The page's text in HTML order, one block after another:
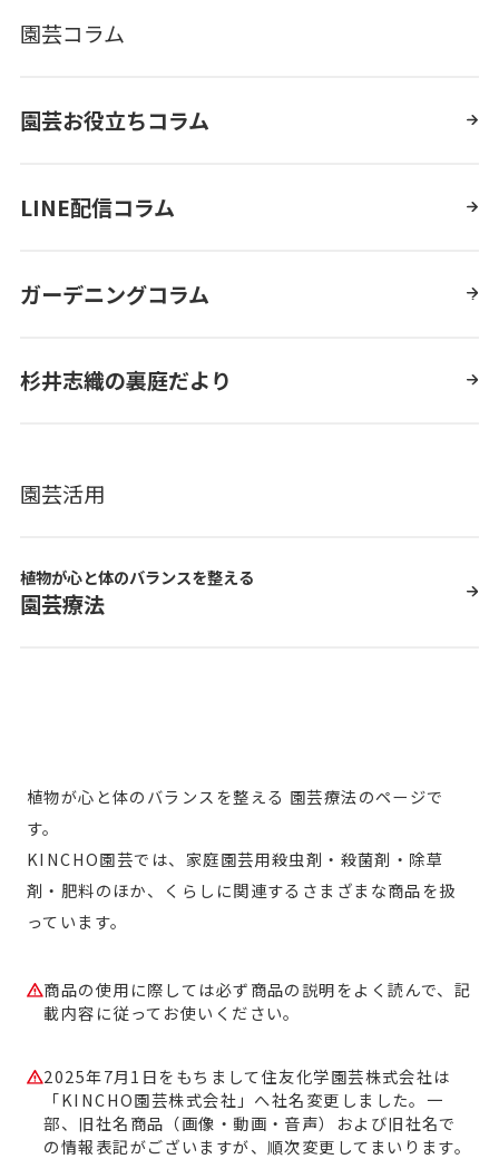
園芸コラム
園芸お役立ちコラム
LINE配信コラム
ガーデニングコラム
杉井志織の裏庭だより
園芸活用
植物が心と体のバランスを整える
園芸療法
植物が心と体のバランスを整える 園芸療法のページで
す。
KINCHO園芸では、家庭園芸用殺虫剤・殺菌剤・除草
剤・肥料のほか、くらしに関連するさまざまな商品を扱
っています。
商品の使用に際しては必ず商品の説明をよく読んで、記
載内容に従ってお使いください。
2025年7月1日をもちまして住友化学園芸株式会社は
「KINCHO園芸株式会社」へ社名変更しました。一
部、旧社名商品（画像・動画・音声）および旧社名で
の情報表記がございますが、順次変更してまいります。